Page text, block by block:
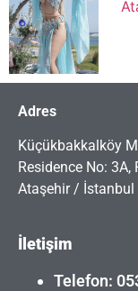
Adres
Küçükbakkalköy
Residence No:
Ataşehir / İstanbul
İletişim
Telefon: